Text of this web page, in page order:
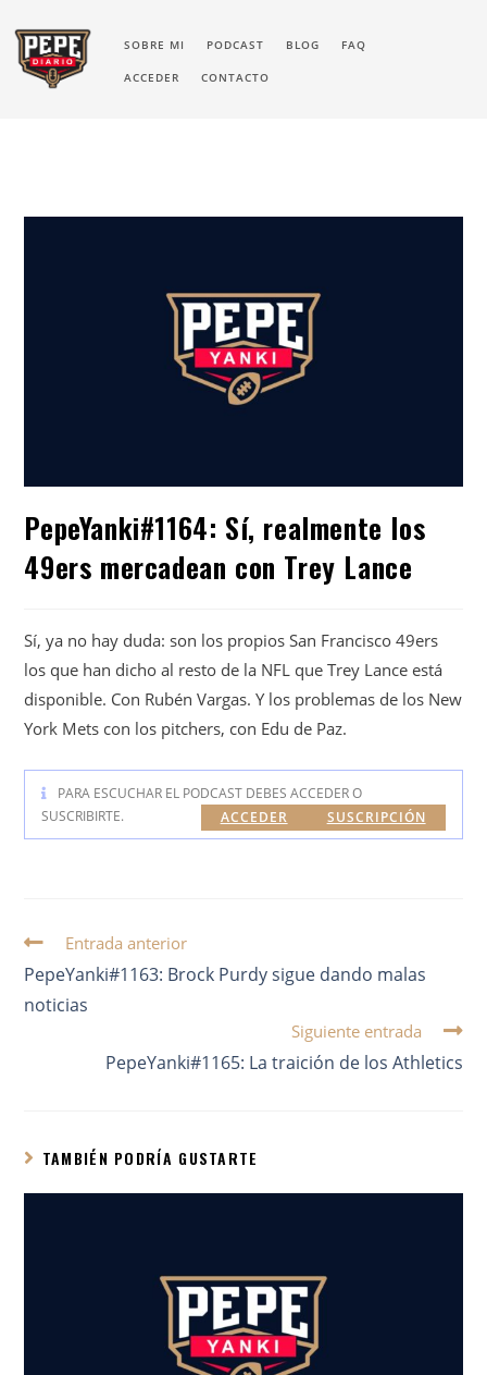
SOBRE MI PODCAST BLOG FAQ
ACCEDER CONTACTO
PepeYanki#1164: Sí, realmente los
49ers mercadean con Trey Lance
Sí, ya no hay duda: son los propios San Francisco 49ers
los que han dicho al resto de la NFL que Trey Lance está
disponible. Con Rubén Vargas. Y los problemas de los New
York Mets con los pitchers, con Edu de Paz.
PARA ESCUCHAR EL PODCAST DEBES ACCEDER O
SUSCRIBIRTE.
SUSCRIPCIÓN
ACCEDER
Entrada anterior
PepeYanki#1163: Brock Purdy sigue dando malas
noticias
Siguiente entrada
PepeYanki#1165: La traición de los Athletics
TAMBIÉN PODRÍA GUSTARTE